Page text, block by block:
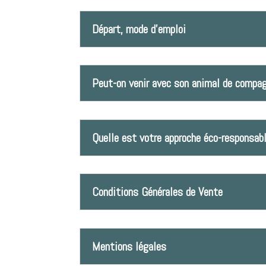
Départ, mode d'emploi
Peut-on venir avec son animal de
Quelle est votre approche éco-
Conditions Générales de Vente
Mentions légales